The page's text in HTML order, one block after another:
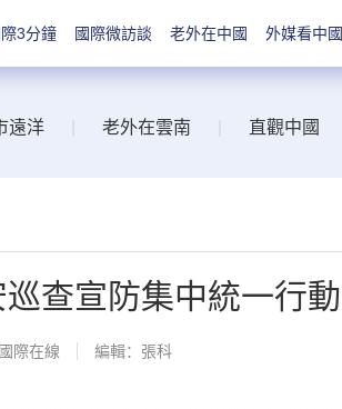
際3分鐘 國際微訪談 老外在中國 外媒看中國
遠洋 老外在雲南 直觀中國
查宣防集中統一行動
際在線 編輯：張科